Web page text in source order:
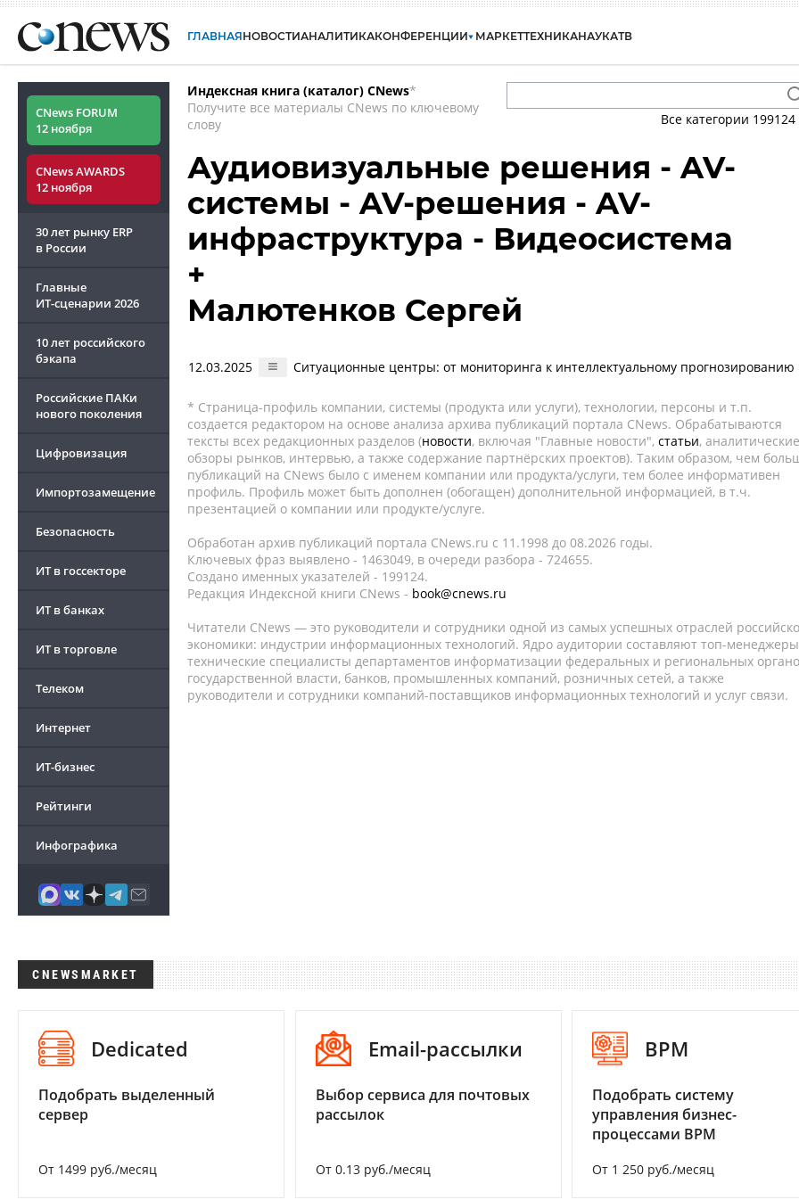
ГЛАВНАЯНОВОСТИАНАЛИТИКАКОНФЕРЕНЦИИ МАРКЕТТЕХНИКАНАУКАТВ
CNews FORUM
12 ноября
CNews AWARDS
12 ноября
30 лет рынку ERP
в России
Главные
ИТ-сценарии 2026
10 лет российского
бэкапа
Российские ПАКи
нового поколения
Цифровизация
Импортозамещение
Безопасность
ИТ в госсекторе
ИТ в банках
ИТ в торговле
Телеком
Интернет
ИТ-бизнес
Рейтинги
Инфографика
Индексная книга (каталог) CNews*
Получите все материалы CNews по ключевому
слову
Все категории 199124
Аудиовизуальные решения - AV-
системы - AV-решения - AV-
инфраструктура - Видеосистема
+
Малютенков Сергей
12.03.2025 Ситуационные центры: от мониторинга к интеллектуальному прогнозированию
* Страница-профиль компании, системы (продукта или услуги), технологии, персоны и т.п.
создается редактором на основе анализа архива публикаций портала CNews. Обрабатываются
тексты всех редакционных разделов (новости, включая "Главные новости", статьи, аналитические
обзоры рынков, интервью, а также содержание партнёрских проектов). Таким образом, чем
публикаций на CNews было с именем компании или продукта/услуги, тем более информативен
профиль. Профиль может быть дополнен (обогащен) дополнительной информацией, в т.ч.
презентацией о компании или продукте/услуге.
Обработан архив публикаций портала CNews.ru c 11.1998 до 08.2026 годы.
Ключевых фраз выявлено - 1463049, в очереди разбора - 724655.
Создано именных указателей - 199124.
Редакция Индексной книги CNews - book@cnews.ru
Читатели CNews — это руководители и сотрудники одной из самых успешных отраслей
экономики: индустрии информационных технологий. Ядро аудитории составляют топ-
технические специалисты департаментов информатизации федеральных и региональных
государственной власти, банков, промышленных компаний, розничных сетей, а также
руководители и сотрудники компаний-поставщиков информационных технологий и услуг связи.
CNEWSMARKET
Dedicated
Подобрать выделенный
сервер
От 1499 руб./месяц
Email-рассылки
Выбор сервиса для почтовых
рассылок
От 0.13 руб./месяц
BPM
Подобрать систему
управления бизнес-
процессами BPM
От 1 250 руб./месяц